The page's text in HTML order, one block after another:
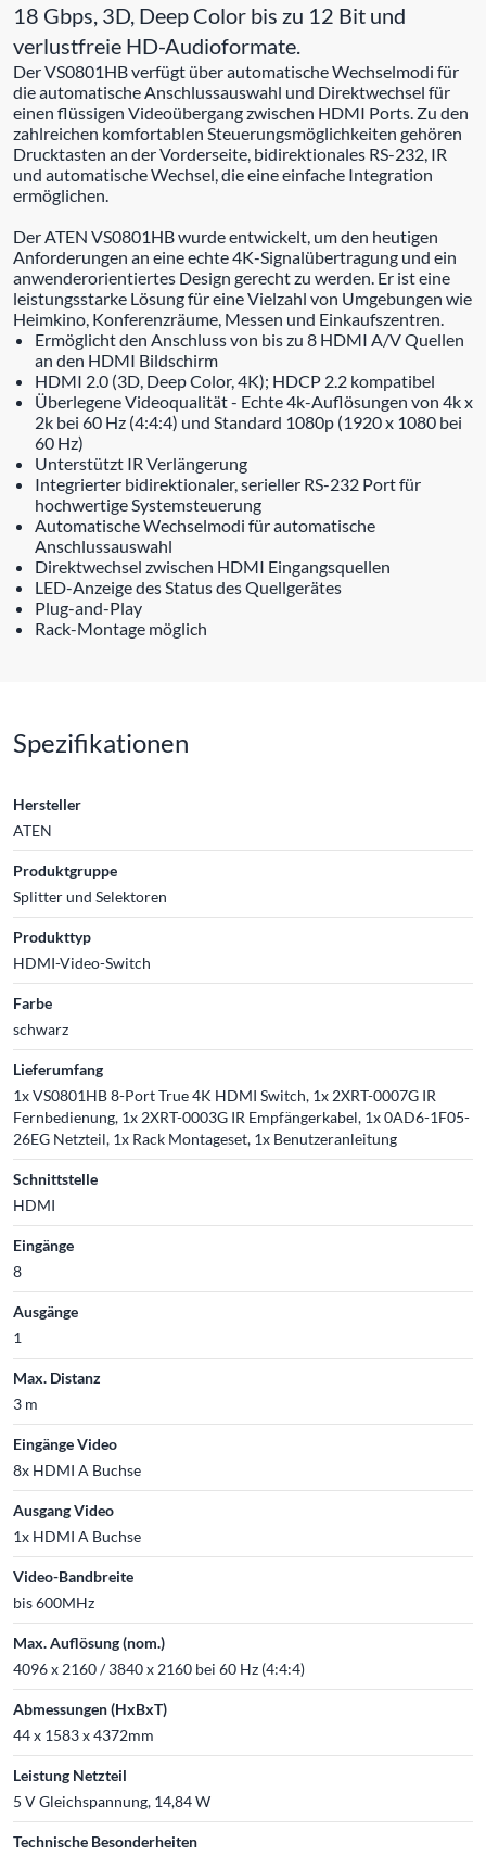
18 Gbps, 3D, Deep Color bis zu 12 Bit und
verlustfreie HD-Audioformate.
Der VS0801HB verfügt über automatische Wechselmodi für
die automatische Anschlussauswahl und Direktwechsel für
einen flüssigen Videoübergang zwischen HDMI Ports. Zu den
zahlreichen komfortablen Steuerungsmöglichkeiten gehören
Drucktasten an der Vorderseite, bidirektionales RS-232, IR
und automatische Wechsel, die eine einfache Integration
ermöglichen.
Der ATEN VS0801HB wurde entwickelt, um den heutigen
Anforderungen an eine echte 4K-Signalübertragung und ein
anwenderorientiertes Design gerecht zu werden. Er ist eine
leistungsstarke Lösung für eine Vielzahl von Umgebungen wie
Heimkino, Konferenzräume, Messen und Einkaufszentren.
Ermöglicht den Anschluss von bis zu 8 HDMI A/V Quellen
an den HDMI Bildschirm
HDMI 2.0 (3D, Deep Color, 4K); HDCP 2.2 kompatibel
Überlegene Videoqualität - Echte 4k-Auflösungen von 4k x
2k bei 60 Hz (4:4:4) und Standard 1080p (1920 x 1080 bei
60 Hz)
Unterstützt IR Verlängerung
Integrierter bidirektionaler, serieller RS-232 Port für
hochwertige Systemsteuerung
Automatische Wechselmodi für automatische
Anschlussauswahl
Direktwechsel zwischen HDMI Eingangsquellen
LED-Anzeige des Status des Quellgerätes
Plug-and-Play
Rack-Montage möglich
Spezifikationen
Hersteller
ATEN
Produktgruppe
Splitter und Selektoren
Produkttyp
HDMI-Video-Switch
Farbe
schwarz
Lieferumfang
1x VS0801HB 8-Port True 4K HDMI Switch, 1x 2XRT-0007G IR
Fernbedienung, 1x 2XRT-0003G IR Empfängerkabel, 1x 0AD6-1F05-
26EG Netzteil, 1x Rack Montageset, 1x Benutzeranleitung
Schnittstelle
HDMI
Eingänge
8
Ausgänge
1
Max. Distanz
3 m
Eingänge Video
8x HDMI A Buchse
Ausgang Video
1x HDMI A Buchse
Video-Bandbreite
bis 600MHz
Max. Auflösung (nom.)
4096 x 2160 / 3840 x 2160 bei 60 Hz (4:4:4)
Abmessungen (HxBxT)
44 x 1583 x 4372mm
Leistung Netzteil
5 V Gleichspannung, 14,84 W
Technische Besonderheiten